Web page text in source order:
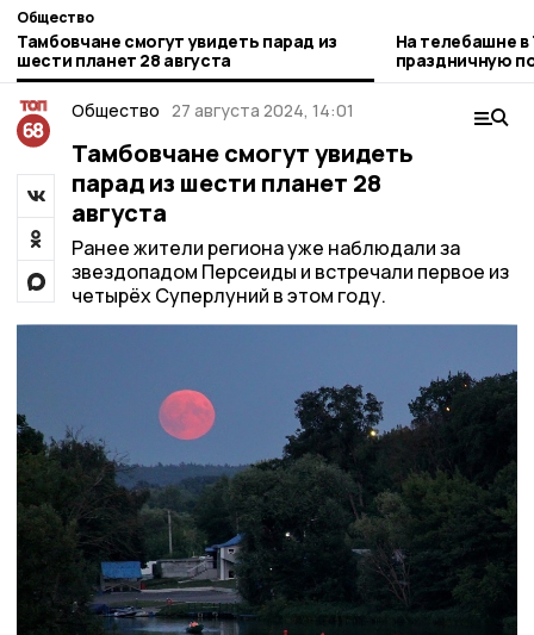
Общество
Тамбовчане смогут увидеть парад из
шести планет 28 августа
На телебашне
праздничную
РТРС
Общество 27 августа 2024, 14:01
Тамбовчане смогут увидеть
парад из шести планет 28
августа
Ранее жители региона уже наблюдали за
звездопадом Персеиды и встречали первое из
четырёх Суперлуний в этом году.